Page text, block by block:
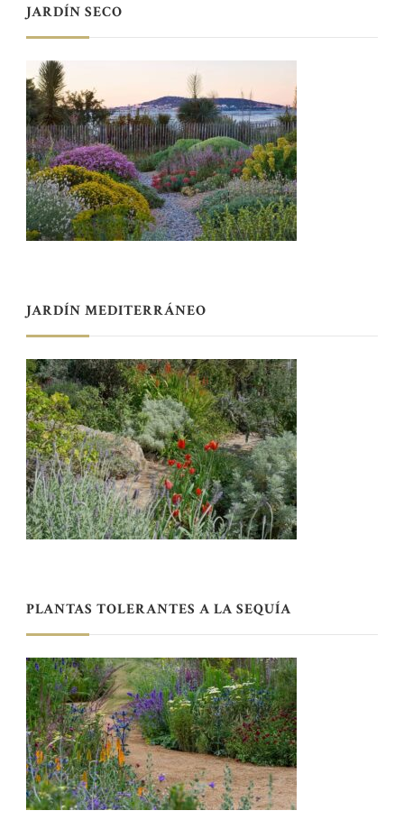
JARDÍN SECO
JARDÍN MEDITERRÁNEO
PLANTAS TOLERANTES A LA SEQUÍA